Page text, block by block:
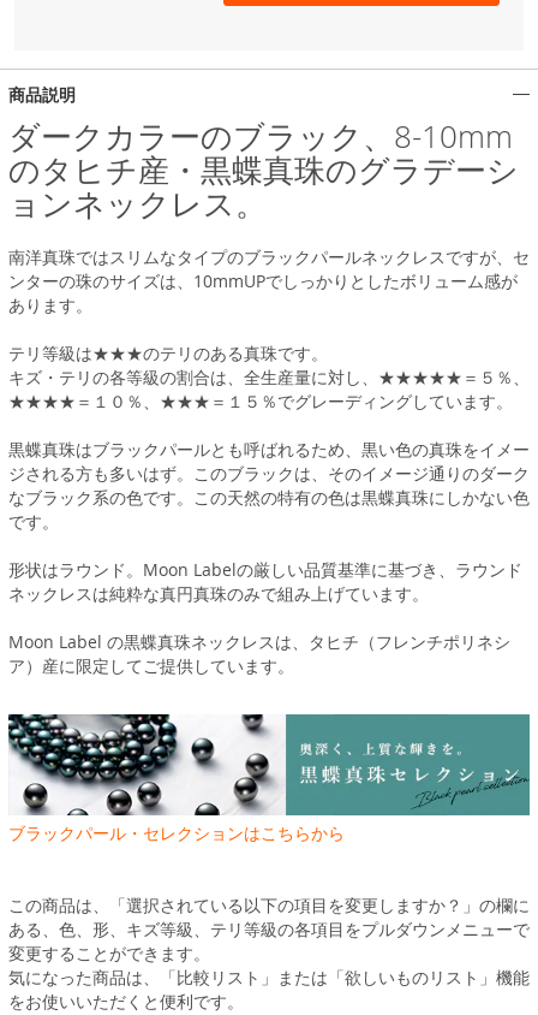
商品説明
ダークカラーのブラック、8-10mm
のタヒチ産・黒蝶真珠のグラデーシ
ョンネックレス。
南洋真珠ではスリムなタイプのブラックパールネックレスですが、セ
ンターの珠のサイズは、10mmUPでしっかりとしたボリューム感が
あります。
テリ等級は★★★のテリのある真珠です。
キズ・テリの各等級の割合は、全生産量に対し、★★★★★＝５％、
★★★★＝１０％、★★★＝１５％でグレーディングしています。
黒蝶真珠はブラックパールとも呼ばれるため、黒い色の真珠をイメー
ジされる方も多いはず。このブラックは、そのイメージ通りのダーク
なブラック系の色です。この天然の特有の色は黒蝶真珠にしかない色
です。
形状はラウンド。Moon Labelの厳しい品質基準に基づき、ラウンド
ネックレスは純粋な真円真珠のみで組み上げています。
Moon Label の黒蝶真珠ネックレスは、タヒチ（フレンチポリネシ
ア）産に限定してご提供しています。
ブラックパール・セレクションはこちらから
この商品は、「選択されている以下の項目を変更しますか？」の欄に
ある、色、形、キズ等級、テリ等級の各項目をプルダウンメニューで
変更することができます。
気になった商品は、「比較リスト」または「欲しいものリスト」機能
をお使いいただくと便利です。